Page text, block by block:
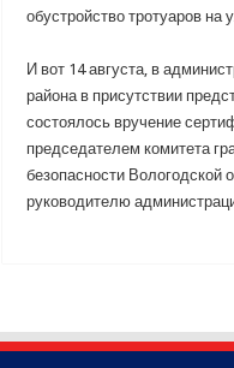
обустройство тротуаров на
И вот 14 августа, в
района в присутствии
состоялось вручение
председателем комитета
безопасности
руководителю